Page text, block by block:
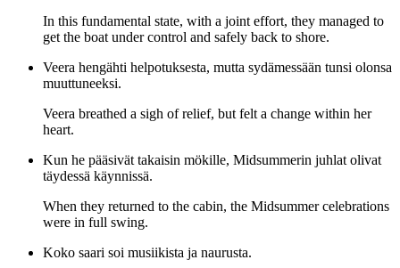
In this fundamental state, with a joint effort, they managed to
get the boat under control and safely back to shore.
Veera hengähti helpotuksesta, mutta sydämessään tunsi olonsa
muuttuneeksi.
Veera breathed a sigh of relief, but felt a change within her
heart.
Kun he pääsivät takaisin mökille, Midsummerin juhlat olivat
täydessä käynnissä.
When they returned to the cabin, the Midsummer celebrations
were in full swing.
Koko saari soi musiikista ja naurusta.